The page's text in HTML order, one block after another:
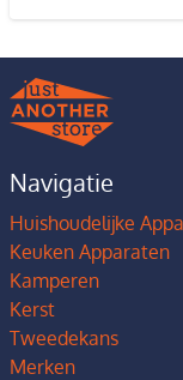
Navigatie
Huishoudelijke
Keuken Apparaten
Kamperen
Kerst
Tweedekans
Merken